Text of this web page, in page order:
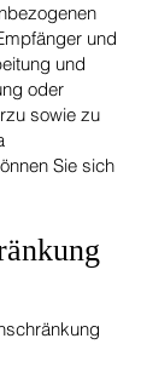
und
und
oder
sowie zu
Sie sich